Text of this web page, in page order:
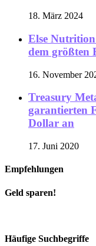
18. März 2024
Else
dem größten
16. November
Treasury
garantierten
Dollar an
17. Juni 2020
Empfehlungen
Geld sparen!
Häufige Suchbegriffe